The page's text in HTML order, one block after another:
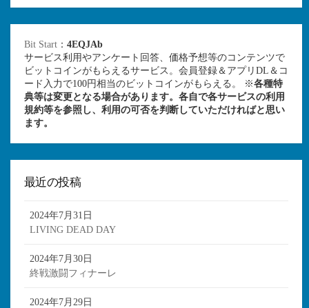
Bit Start ： 4EQJAb
サービス利用やアンケート回答、価格予想等のコンテンツで
ビットコインがもらえるサービス。会員登録＆アプリDL＆コ
ード入力で100円相当のビットコインがもらえる。 ※各種特
典等は変更となる場合があります。各自で各サービスの利用
規約等を参照し、利用の可否を判断していただければと思い
ます。
最近の投稿
2024年7月31日
LIVING DEAD DAY
2024年7月30日
終戦激闘フィナーレ
2024年7月29日